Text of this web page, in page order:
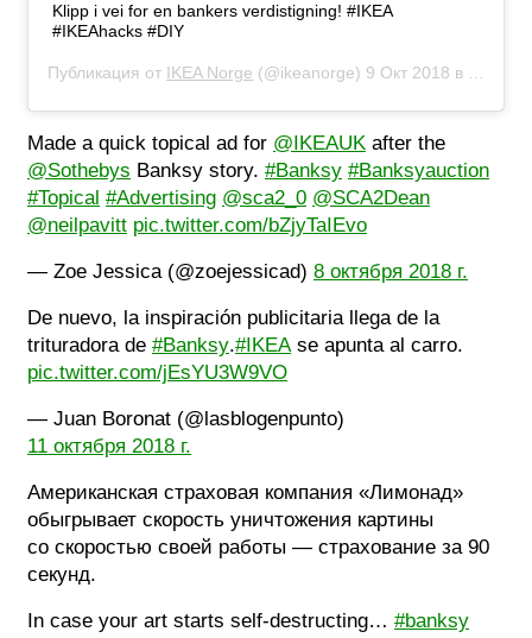
Klipp i vei for en bankers verdistigning! #IKEA
#IKEAhacks #DIY
Публикация от IKEA Norge (@ikeanorge) 9 Окт 2018 в 6:37 PDT
Made a quick topical ad for @IKEAUK after the
@Sothebys Banksy story. #Banksy #Banksyauction
#Topical #Advertising @sca2_0 @SCA2Dean
@neilpavitt pic.twitter.com/bZjyTaIEvo
— Zoe Jessica (@zoejessicad) 8 октября 2018 г.
De nuevo, la inspiración publicitaria llega de la
trituradora de #Banksy.#IKEAse apunta al carro.
pic.twitter.com/jEsYU3W9VO
— Juan Boronat (@lasblogenpunto)
11 октября 2018 г.
Американская страховая компания «Лимонад»
обыгрывает скорость уничтожения картины
со скоростью своей работы — страхование за 90
секунд.
In case your art starts self-destructing… #banksy